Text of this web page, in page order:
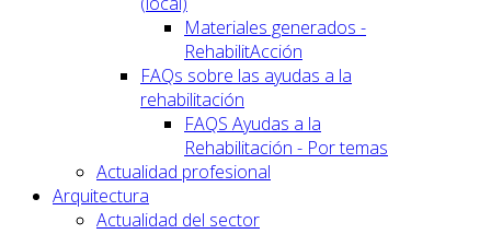
Materiales generados -
RehabilitAcción
FAQs sobre las ayudas a la
rehabilitación
FAQS Ayudas a la
Rehabilitación - Por temas
Actualidad profesional
Arquitectura
Actualidad del sector